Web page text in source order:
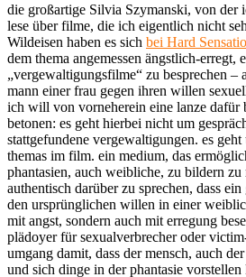
die großartige Silvia Szymanski, von der
lese über filme, die ich eigentlich nicht
Wildeisen haben es sich bei Hard
dem thema angemessen ängstlich-erregt,
„vergewaltigungsfilme“ zu besprechen –
mann einer frau gegen ihren willen
ich will von vorneherein eine lanze dafür
betonen: es geht hierbei nicht um
stattgefundene vergewaltigungen. es
themas im film. ein medium, das
phantasien, auch weibliche, zu bildern zu
authentisch darüber zu sprechen, dass
den ursprünglichen willen in einer
mit angst, sondern auch mit erregung
plädoyer für sexualverbrecher oder
umgang damit, dass der mensch, auch
und sich dinge in der phantasie